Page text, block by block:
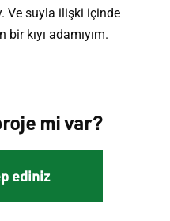
Ve suyla ilişki içinde
kıyı adamıyım.
mi var?
ediniz